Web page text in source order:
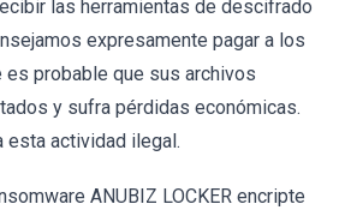
las herramientas de descifrado
expresamente pagar a los
es probable que sus archivos
y sufra pérdidas económicas.
esta actividad ilegal.
ANUBIZ LOCKER encripte